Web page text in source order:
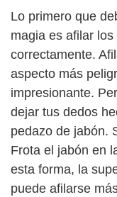
Lo primero que
magia es afilar
correctamente.
aspecto más
impresionante.
dejar tus dedos
pedazo de jabón.
Frota el jabón en
esta forma, la
puede afilarse